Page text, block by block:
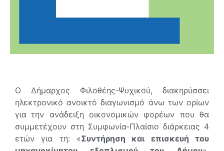
Ο Δήμαρχος Φιλοθέης-Ψυχικού, διακηρύσσει
ηλεκτρονικό ανοικτό διαγωνισμό άνω των ορίων
για την ανάδειξη οικονομικών φορέων που θα
συμμετέχουν στη Συμφωνία-Πλαίσιο διάρκειας 4
ετών για τη: «Συντήρηση και επισκευή του